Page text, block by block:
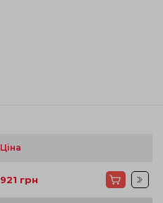
Ціна
921 грн